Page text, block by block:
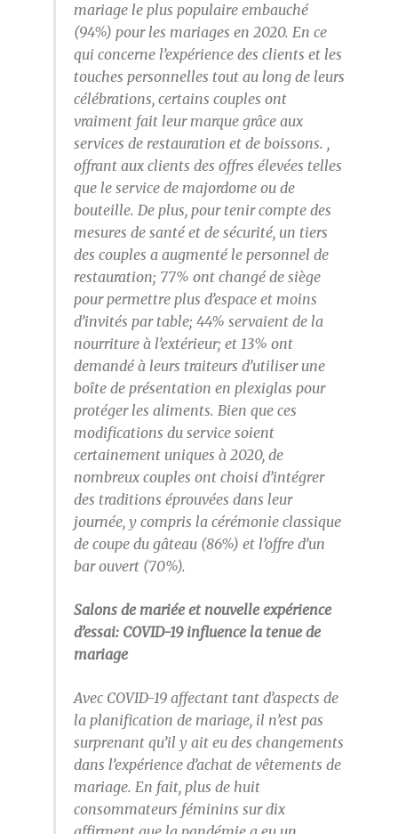
mariage le plus populaire embauché
(94%) pour les mariages en 2020. En ce
qui concerne l’expérience des clients et les
touches personnelles tout au long de leurs
célébrations, certains couples ont
vraiment fait leur marque grâce aux
services de restauration et de boissons. ,
offrant aux clients des offres élevées telles
que le service de majordome ou de
bouteille. De plus, pour tenir compte des
mesures de santé et de sécurité, un tiers
des couples a augmenté le personnel de
restauration; 77% ont changé de siège
pour permettre plus d’espace et moins
d’invités par table; 44% servaient de la
nourriture à l’extérieur; et 13% ont
demandé à leurs traiteurs d’utiliser une
boîte de présentation en plexiglas pour
protéger les aliments. Bien que ces
modifications du service soient
certainement uniques à 2020, de
nombreux couples ont choisi d’intégrer
des traditions éprouvées dans leur
journée, y compris la cérémonie classique
de coupe du gâteau (86%) et l’offre d’un
bar ouvert (70%).
Salons de mariée et nouvelle expérience
d’essai: COVID-19 influence la tenue de
mariage
Avec COVID-19 affectant tant d’aspects de
la planification de mariage, il n’est pas
surprenant qu’il y ait eu des changements
dans l’expérience d’achat de vêtements de
mariage. En fait, plus de huit
consommateurs féminins sur dix